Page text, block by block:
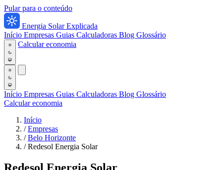
Pular para o conteúdo
Energia Solar Explicada
Início Empresas Guias Calculadoras Blog Glossário
Calcular economia
Início Empresas Guias Calculadoras Blog Glossário
Calcular economia
Início
/ Empresas
/ Belo Horizonte
/ Redesol Energia Solar